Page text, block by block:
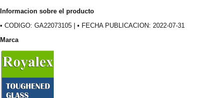
Informacion sobre el producto
• CODIGO: GA22073105 | • FECHA PUBLICACION: 2022-07-31
Marca